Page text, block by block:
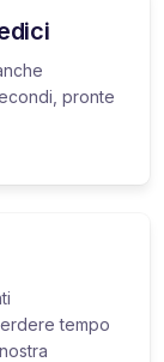
pronte
tempo